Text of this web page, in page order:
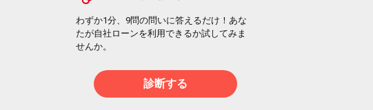
わずか1分、9問の問いに答えるだけ！あな
たが自社ローンを利用できるか試してみま
せんか。
診断する